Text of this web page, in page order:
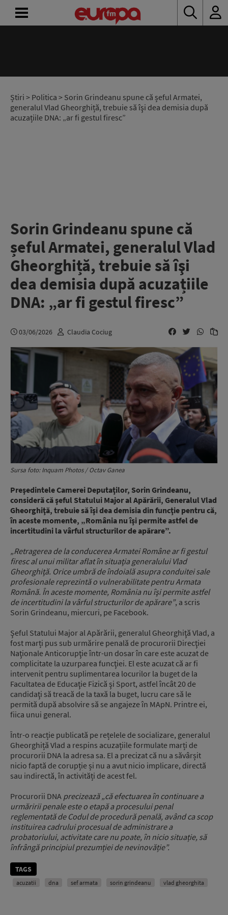
Știri > Politica > Sorin Grindeanu spune că șeful Armatei,
generalul Vlad Gheorghiță, trebuie să îşi dea demisia după
acuzațiile DNA: „ar fi gestul firesc”
Sorin Grindeanu spune că
șeful Armatei, generalul Vlad
Gheorghiță, trebuie să îşi
dea demisia după acuzațiile
DNA: „ar fi gestul firesc”
03/06/2026 Claudia Cociug
Sursa foto: Inquam Photos / Octav Ganea
Preşedintele Camerei Deputaţilor, Sorin Grindeanu,
consideră că şeful Statului Major al Apărării, Generalul Vlad
Gheorghiţă, trebuie să îşi dea demisia din funcţie pentru că,
în aceste momente, „România nu îşi permite astfel de
incertitudini la vârful structurilor de apărare”.
„Retragerea de la conducerea Armatei Române ar fi gestul
firesc al unui militar aflat în situaţia generalului Vlad
Gheorghiţă. Orice umbră de îndoială asupra conduitei sale
profesionale reprezintă o vulnerabilitate pentru Armata
Română. În aceste momente, România nu îşi permite astfel
de incertitudini la vârful structurilor de apărare”, a scris
Sorin Grindeanu, miercuri, pe Facebook.
Şeful Statului Major al Apărării, generalul Gheorghiţă Vlad, a
fost marți pus sub urmărire penală de procurorii Direcţiei
Naţionale Anticorupţie într-un dosar în care este acuzat de
complicitate la uzurparea funcţiei. El este acuzat că ar fi
intervenit pentru suplimentarea locurilor la buget de la
Facultatea de Educaţie Fizică şi Sport, astfel încât 20 de
candidaţi să treacă de la taxă la buget, lucru care să le
permită după absolvire să se angajeze în MApN. Printre ei,
fiica unui general.
Într-o reacție publicată pe rețelele de socializare, generalul
Gheorghiță Vlad a respins acuzațiile formulate marți de
procurorii DNA la adresa sa. El a precizat că nu a săvârșit
nicio faptă de corupție și nu a avut nicio implicare, directă
sau indirectă, în activități de acest fel.
Procurorii DNA precizează „că efectuarea în continuare a
urmăririi penale este o etapă a procesului penal
reglementată de Codul de procedură penală, având ca scop
instituirea cadrului procesual de administrare a
probatoriului, activitate care nu poate, în nicio situație, să
înfrângă principiul prezumției de nevinovăție”.
TAGS
acuzatii dna sef armata sorin grindeanu vlad gheorghita
RADIO
CONCURSURI